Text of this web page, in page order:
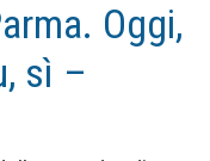
Oggi,
sì –